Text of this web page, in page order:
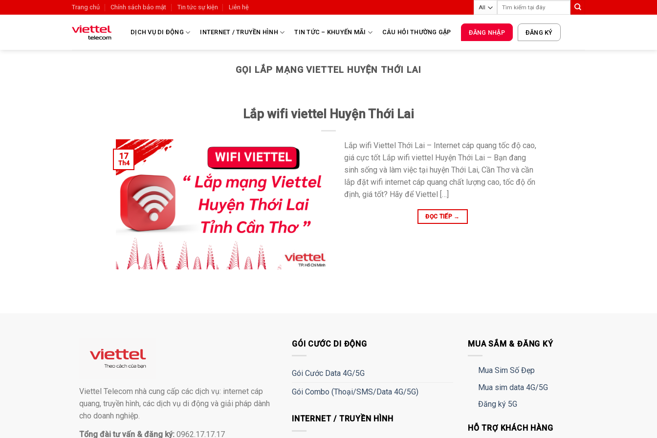
Trang chủ Chính sách bảo mật Tin tức sự kiện Liên hệ
DỊCH VỤ DI ĐỘNG INTERNET / TRUYỀN HÌNH TIN TỨC – KHUYẾN MÃI CÂU HỎI THƯỜNG GẶP ĐĂNG NHẬP ĐĂNG KÝ
GỌI LẮP MẠNG VIETTEL HUYỆN THỚI LAI
Lắp wifi viettel Huyện Thới Lai
17
Th4
Lắp wifi Viettel Thới Lai – Internet cáp quang tốc độ cao,
giá cực tốt Lắp wifi viettel Huyện Thới Lai – Bạn đang
sinh sống và làm việc tại huyện Thới Lai, Cần Thơ và cần
lắp đặt wifi internet cáp quang chất lượng cao, tốc độ ổn
định, giá tốt? Hãy để Viettel […]
ĐỌC TIẾP →
Viettel Telecom nhà cung cấp các dịch vụ: internet cáp
quang, truyền hình, các dịch vụ di động và giải pháp dành
cho doanh nghiệp.
Tổng đài tư vấn & đăng ký: 0962.17.17.17
GÓI CƯỚC DI ĐỘNG
Gói Cước Data 4G/5G
Gói Combo (Thoại/SMS/Data 4G/5G)
INTERNET / TRUYỀN HÌNH
MUA SẮM & ĐĂNG KÝ
Mua Sim Số Đẹp
Mua sim data 4G/5G
Đăng ký 5G
HỖ TRỢ KHÁCH HÀNG